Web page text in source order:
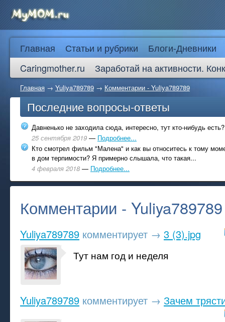
Главная Статьи и рубрики
Блоги-Дневники
Caringmother.ru
Заработай на активности.
Главная → Yuliya789789 → Комментарии - Yuliya789789
Последние вопросы-ответы
Давненько не заходила сюда, интересно, тут кто-нибудь есть?
25 сентября 2019 — Подробнее...
Кто смотрел фильм "Малена" и как вы относитесь к тому
в дом терпимости? Я примерно слышала, что такая...
4 февраля 2018 — Подробнее...
Комментарии -
Yuliya789789 комментирует → 3 (3).jpg
Тут нам год и неделя
Yuliya789789 комментирует → Зачем